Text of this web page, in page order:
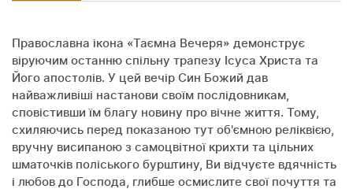
Православна ікона «Таємна Вечеря» демонструє
віруючим останню спільну трапезу Ісуса Христа та
Його апостолів. У цей вечір Син Божий дав
найважливіші настанови своїм послідовникам,
сповістивши їм благу новину про вічне життя. Тому,
схиляючись перед показаною тут об'ємною реліквією,
вручну висипаною з самоцвітної крихти та цільних
шматочків поліського бурштину, Ви відчуєте вдячність
і любов до Господа, глибше осмислите свої почуття та